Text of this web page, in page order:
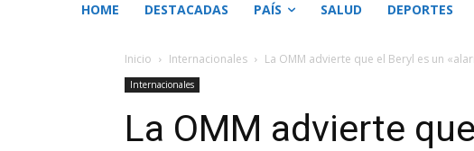
HOME DESTACADAS PAÍS SALUD DEPORTES
Inicio Internacionales La OMM advierte que el Beryl es un
Internacionales
La OMM advierte